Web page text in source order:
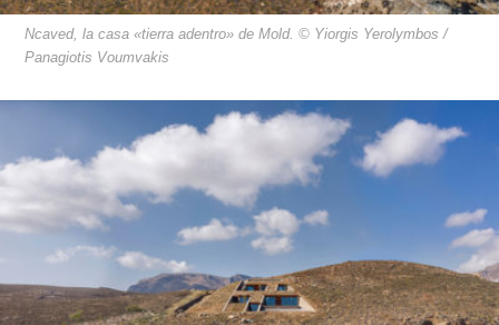
Ncaved, la casa «tierra adentro» de Mold. © Yiorgis Yerolymbos /
Panagiotis Voumvakis